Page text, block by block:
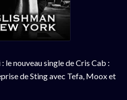
le nouveau single de Cris Cab :
de Sting avec Tefa, Moox et